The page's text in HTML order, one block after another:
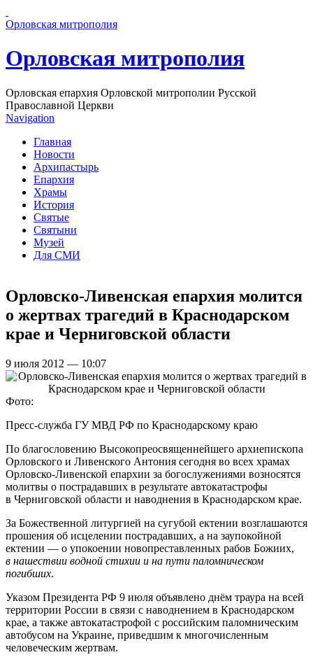
Орловская митрополия
Орловская митрополия
Орловская епархия Орловской митрополии Русской
Православной Церкви
Navigation
Главная
Новости
Архипастырь
Епархия
Храмы
История
Святые
Святыни
Музей
Для СМИ
Орловско-Ливенская епархия молится
о жертвах трагедий в Краснодарском
крае и Черниговской области
9 июля 2012 — 10:07
Фото:
Пресс-служба ГУ МВД РФ по Краснодарскому краю
По благословению Высокопреосвященнейшего архиепископа
Орловского и Ливенского Антония сегодня во всех храмах
Орловско-Ливенской епархии за богослужениями возносятся
молитвы о пострадавших в результате автокатастрофы
в Черниговской области и наводнения в Краснодарском крае.
За Божественной литургией на сугубой ектении возглашаются
прошения об исцелении пострадавших, а на заупокойной
ектении — о упокоении новопреставленных рабов Божиих,
в нашествии водной стихии и на пути паломническом
погибших.
Указом Президента РФ 9 июля объявлено днём траура на всей
территории России в связи с наводнением в Краснодарском
крае, а также автокатастрофой с российским паломническим
автобусом на Украине, приведшим к многочисленным
человеческим жертвам.